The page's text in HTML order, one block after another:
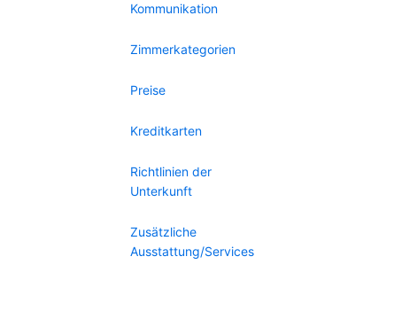
Kommunikation
Zimmerkategorien
Preise
Kreditkarten
Richtlinien der
Unterkunft
Zusätzliche
Ausstattung/Services